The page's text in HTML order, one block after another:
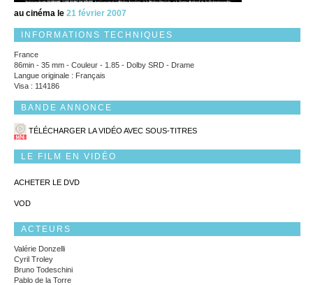
au cinéma le 21 février 2007
INFORMATIONS TECHNIQUES
France
86min - 35 mm - Couleur - 1.85 - Dolby SRD - Drame
Langue originale : Français
Visa : 114186
BANDE ANNONCE
TÉLÉCHARGER LA VIDÉO AVEC SOUS-TITRES
LE FILM EN VIDÉO
ACHETER LE DVD
VOD
ACTEURS
Valérie Donzelli
Cyril Troley
Bruno Todeschini
Pablo de la Torre